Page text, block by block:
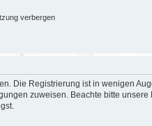
verbergen
Die Registrierung ist in wenigen
zuweisen. Beachte bitte